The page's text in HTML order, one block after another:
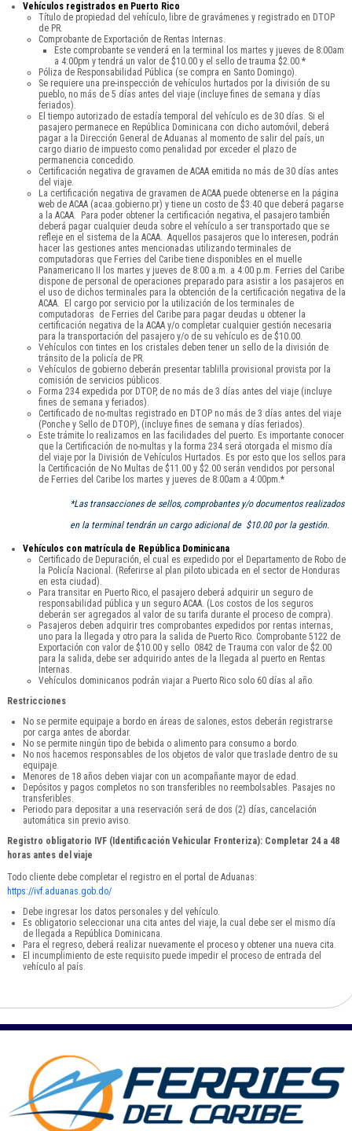
Vehículos registrados en Puerto Rico
Título de propiedad del vehículo, libre de gravámenes y registrado en DTOP
de PR.
Comprobante de Exportación de Rentas Internas.
Este comprobante se venderá en la terminal los martes y jueves de 8:00am
a 4:00pm y tendrá un valor de $10.00 y el sello de trauma $2.00.*
Póliza de Responsabilidad Pública (se compra en Santo Domingo).
Se requiere una pre-inspección de vehículos hurtados por la división de su
pueblo, no más de 5 días antes del viaje (incluye fines de semana y días
feriados).
El tiempo autorizado de estadía temporal del vehículo es de 30 días. Si el
pasajero permanece en República Dominicana con dicho automóvil, deberá
pagar a la Dirección General de Aduanas al momento de salir del país, un
cargo diario de impuesto como penalidad por exceder el plazo de
permanencia concedido.
Certificación negativa de gravamen de ACAA emitida no más de 30 días antes
del viaje.
La certificación negativa de gravamen de ACAA puede obtenerse en la página
web de ACAA (acaa.gobierno.pr) y tiene un costo de $3.40 que deberá pagarse
a la ACAA. Para poder obtener la certificación negativa, el pasajero también
deberá pagar cualquier deuda sobre el vehículo a ser transportado que se
refleje en el sistema de la ACAA. Aquellos pasajeros que lo interesen, podrán
hacer las gestiones antes mencionadas utilizando terminales de
computadoras que Ferries del Caribe tiene disponibles en el muelle
Panamericano II los martes y jueves de 8:00 a.m. a 4:00 p.m. Ferries del Caribe
dispone de personal de operaciones preparado para asistir a los pasajeros en
el uso de dichos terminales para la obtención de la certificación negativa de la
ACAA. El cargo por servicio por la utilización de los terminales de
computadoras de Ferries del Caribe para pagar deudas u obtener la
certificación negativa de la ACAA y/o completar cualquier gestión necesaria
para la transportación del pasajero y/o de su vehículo es de $10.00.
Vehículos con tintes en los cristales deben tener un sello de la división de
tránsito de la policía de PR.
Vehículos de gobierno deberán presentar tablilla provisional provista por la
comisión de servicios públicos.
Forma 234 expedida por DTOP, de no más de 3 días antes del viaje (incluye
fines de semana y feriados).
Certificado de no-multas registrado en DTOP no más de 3 días antes del viaje
(Ponche y Sello de DTOP), (incluye fines de semana y días feriados).
Este trámite lo realizamos en las facilidades del puerto. Es importante conocer
que la Certificación de no-multas y la forma 234 será otorgada el mismo día
del viaje por la División de Vehículos Hurtados. Es por esto que los sellos para
la Certificación de No Multas de $11.00 y $2.00 serán vendidos por personal
de Ferries del Caribe los martes y jueves de 8:00am a 4:00pm.*
*Las transacciones de sellos, comprobantes y/o documentos realizados
en la terminal tendrán un cargo adicional de $10.00 por la gestión.
Vehículos con matrícula de República Dominicana
Certificado de Depuración, el cual es expedido por el Departamento de Robo de
la Policía Nacional. (Referirse al plan piloto ubicada en el sector de Honduras
en esta ciudad).
Para transitar en Puerto Rico, el pasajero deberá adquirir un seguro de
responsabilidad pública y un seguro ACAA. (Los costos de los seguros
deberán ser agregados al valor de su tarifa durante el proceso de compra).
Pasajeros deben adquirir tres comprobantes expedidos por rentas internas,
uno para la llegada y otro para la salida de Puerto Rico. Comprobante 5122 de
Exportación con valor de $10.00 y sello 0842 de Trauma con valor de $2.00
para la salida, debe ser adquirido antes de la llegada al puerto en Rentas
Internas.
Vehículos dominicanos podrán viajar a Puerto Rico solo 60 días al año.
Restricciones
No se permite equipaje a bordo en áreas de salones, estos deberán registrarse
por carga antes de abordar.
No se permite ningún tipo de bebida o alimento para consumo a bordo.
No nos hacemos responsables de los objetos de valor que traslade dentro de su
equipaje.
Menores de 18 años deben viajar con un acompañante mayor de edad.
Depósitos y pagos completos no son transferibles no reembolsables. Pasajes no
transferibles.
Periodo para depositar a una reservación será de dos (2) días, cancelación
automática sin previo aviso.
Registro obligatorio IVF (Identificación Vehicular Fronteriza): Completar 24 a 48
horas antes del viaje
Todo cliente debe completar el registro en el portal de Aduanas:
https://ivf.aduanas.gob.do/
Debe ingresar los datos personales y del vehículo.
Es obligatorio seleccionar una cita antes del viaje, la cual debe ser el mismo día
de llegada a República Dominicana.
Para el regreso, deberá realizar nuevamente el proceso y obtener una nueva cita.
El incumplimiento de este requisito puede impedir el proceso de entrada del
vehículo al país.